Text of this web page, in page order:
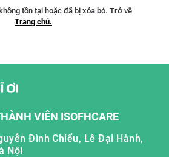
tồn tại hoặc đã bị xóa bỏ. Trở về
Trang chủ.
VIÊN ISOFHCARE
Đình Chiểu, Lê Đại Hành,
Nội